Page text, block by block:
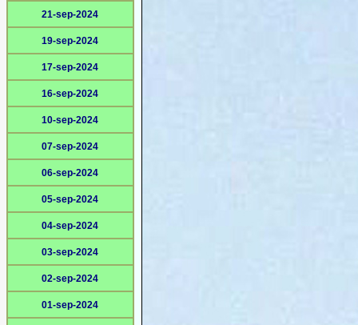
21-sep-2024
19-sep-2024
17-sep-2024
16-sep-2024
10-sep-2024
07-sep-2024
06-sep-2024
05-sep-2024
04-sep-2024
03-sep-2024
02-sep-2024
01-sep-2024